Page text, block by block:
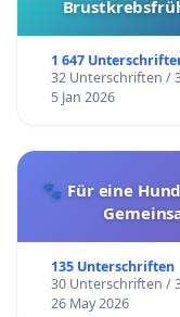
1 647
32 Unterschriften /
5 Jan 2026
🐾 Für eine
135 Unterschriften
30 Unterschriften /
26 May 2026